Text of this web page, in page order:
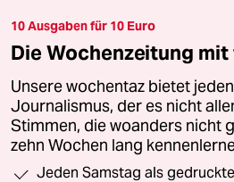
10 Ausgaben für 10 Euro
Die Wochenzeitung
Unsere wochentaz bietet
Journalismus, der es nicht
Stimmen, die woanders nicht
zehn Wochen lang
Jeden Samstag als